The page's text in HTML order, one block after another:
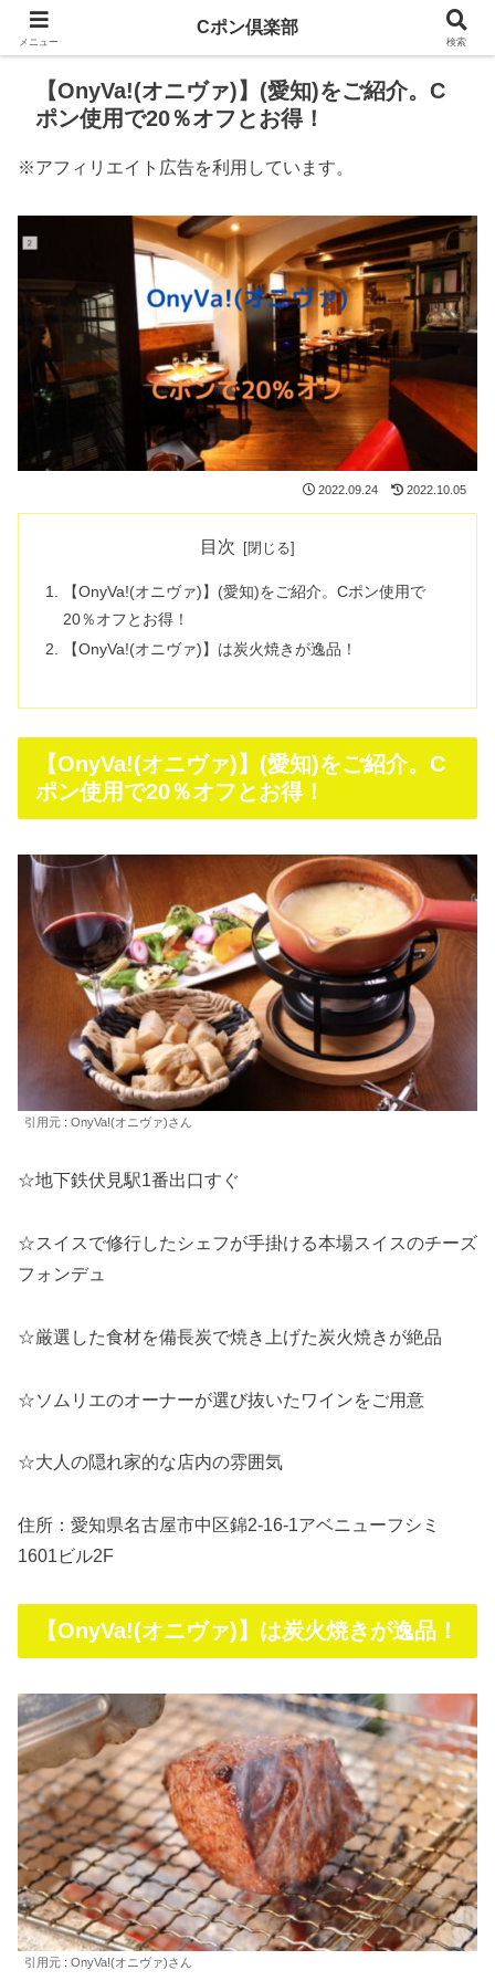
【OnyVa!(オニヴァ)】(愛知)をご紹介。C
ポン使用で20％オフとお得！
※アフィリエイト広告を利用しています。
2022.09.24 2022.10.05
目次
【OnyVa!(オニヴァ)】(愛知)をご紹介。Cポン使用で
20％オフとお得！
【OnyVa!(オニヴァ)】は炭火焼きが逸品！
【OnyVa!(オニヴァ)】(愛知)をご紹介。C
ポン使用で20％オフとお得！
引用元 : OnyVa!(オニヴァ)さん
☆地下鉄伏見駅1番出口すぐ
☆スイスで修行したシェフが手掛ける本場スイスのチーズ
フォンデュ
☆厳選した食材を備長炭で焼き上げた炭火焼きが絶品
☆ソムリエのオーナーが選び抜いたワインをご用意
☆大人の隠れ家的な店内の雰囲気
住所：愛知県名古屋市中区錦2-16-1アベニューフシミ
1601ビル2F
【OnyVa!(オニヴァ)】は炭火焼きが逸品！
引用元 : OnyVa!(オニヴァ)さん
メニュー
Cポン倶楽部
検索